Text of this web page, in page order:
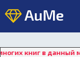
AuMe
в данный момент